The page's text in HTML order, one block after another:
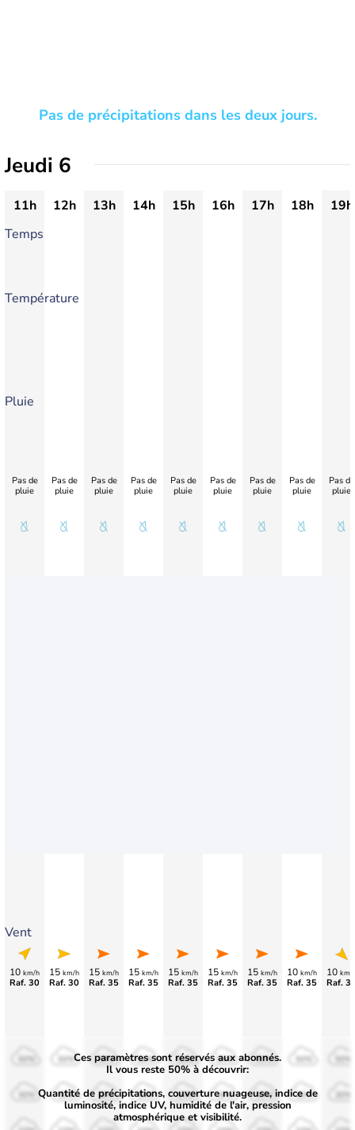
Pas de précipitations dans les deux jours.
Jeudi 6
11h 12h 13h 14h 15h 16h 17h 18h
19h
Temps
Température
Pluie
Vent
Pas de
pluie
10 km/h
Raf. 30
Pas de
pluie
15 km/h
Raf. 30
Pas de
pluie
15 km/h
Raf. 35
Pas de
pluie
15 km/h
Raf. 35
Pas de
pluie
15 km/h
Raf. 35
Pas de
pluie
15 km/h
Raf. 35
Pas de
pluie
15 km/h
Raf. 35
Pas de
pluie
10 km/h
Raf. 35
Pas de
pluie
10 km/
Raf.
50%
30%
50%
30%
50%
30%
50%
30%
50%
30%
50%
30%
50%
30%
Ces paramètres sont réservés aux abonnés.
Il vous reste 50% à découvrir:
Quantité de précipitations, couverture nuageuse, indice de
luminosité, indice UV, humidité de l'air, pression
atmosphérique et visibilité.